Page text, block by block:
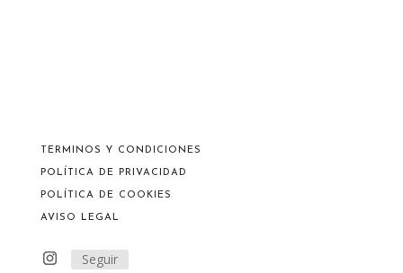
TERMINOS Y CONDICIONES
POLÍTICA DE PRIVACIDAD
POLÍTICA DE COOKIES
AVISO LEGAL
Seguir